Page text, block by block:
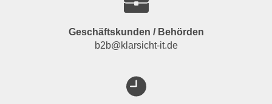
Geschäftskunden / Behörden
b2b@klarsicht-it.de